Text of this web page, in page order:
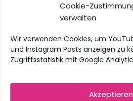
Cookie-
verwalten
Wir verwenden Cookies, um
und Instagram Posts anzeigen zu
Zugriffsstatistik mit Google
Akzeptieren
NEOS@home
Barrierefreiheit
Impressum
Cookie-Richtlinie (EU)